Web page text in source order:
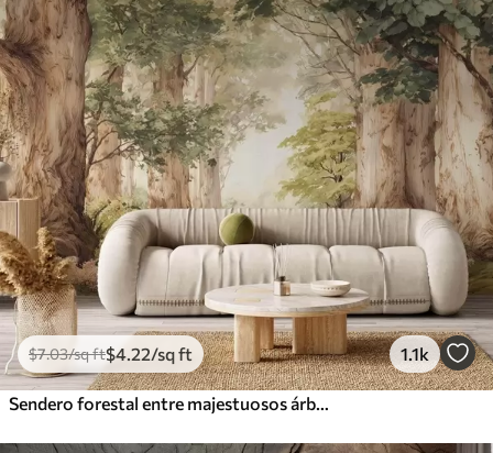
$7.03/sq ft$4 .22/sq ft 1.1k